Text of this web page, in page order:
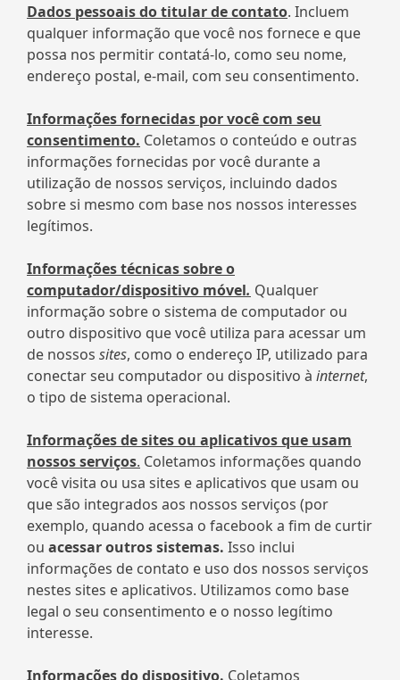
Dados pessoais do titular de contato. Incluem
qualquer informação que você nos fornece e que
possa nos permitir contatá-lo, como seu nome,
endereço postal, e-mail, com seu consentimento.
Informações fornecidas por você com seu
consentimento. Coletamos o conteúdo e outras
informações fornecidas por você durante a
utilização de nossos serviços, incluindo dados
sobre si mesmo com base nos nossos interesses
legítimos.
Informações técnicas sobre o
computador/dispositivo móvel. Qualquer
informação sobre o sistema de computador ou
outro dispositivo que você utiliza para acessar um
de nossos sites, como o endereço IP, utilizado para
conectar seu computador ou dispositivo à internet,
o tipo de sistema operacional.
Informações de sites ou aplicativos que usam
nossos serviços. Coletamos informações quando
você visita ou usa sites e aplicativos que usam ou
que são integrados aos nossos serviços (por
exemplo, quando acessa o facebook a fim de curtir
ou acessar outros sistemas. Isso inclui
informações de contato e uso dos nossos serviços
nestes sites e aplicativos. Utilizamos como base
legal o seu consentimento e o nosso legítimo
interesse.
Informações do dispositivo. Coletamos